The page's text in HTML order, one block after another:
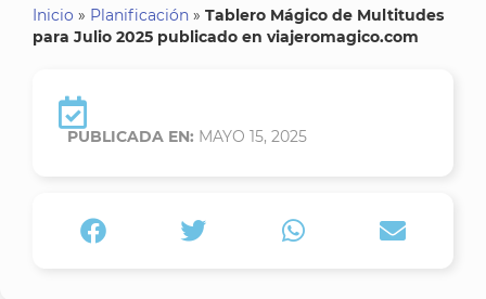
Inicio » Planificación » Tablero Mágico de Multitudes
para Julio 2025 publicado en viajeromagico.com
PUBLICADA EN: MAYO 15, 2025